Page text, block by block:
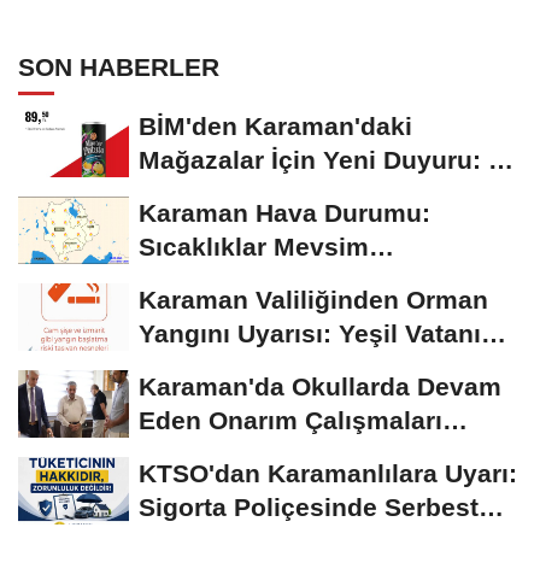
SON HABERLER
BİM'den Karaman'daki
Mağazalar İçin Yeni Duyuru: 11
Karaman Hava Durumu:
Sıcaklıklar Mevsim
Seyrediyor
Karaman Valiliğinden Orman
Yangını Uyarısı: Yeşil Vatanı
Karaman'da Okullarda Devam
Eden Onarım Çalışmaları
KTSO'dan Karamanlılara Uyarı:
Sigorta Poliçesinde Serbest